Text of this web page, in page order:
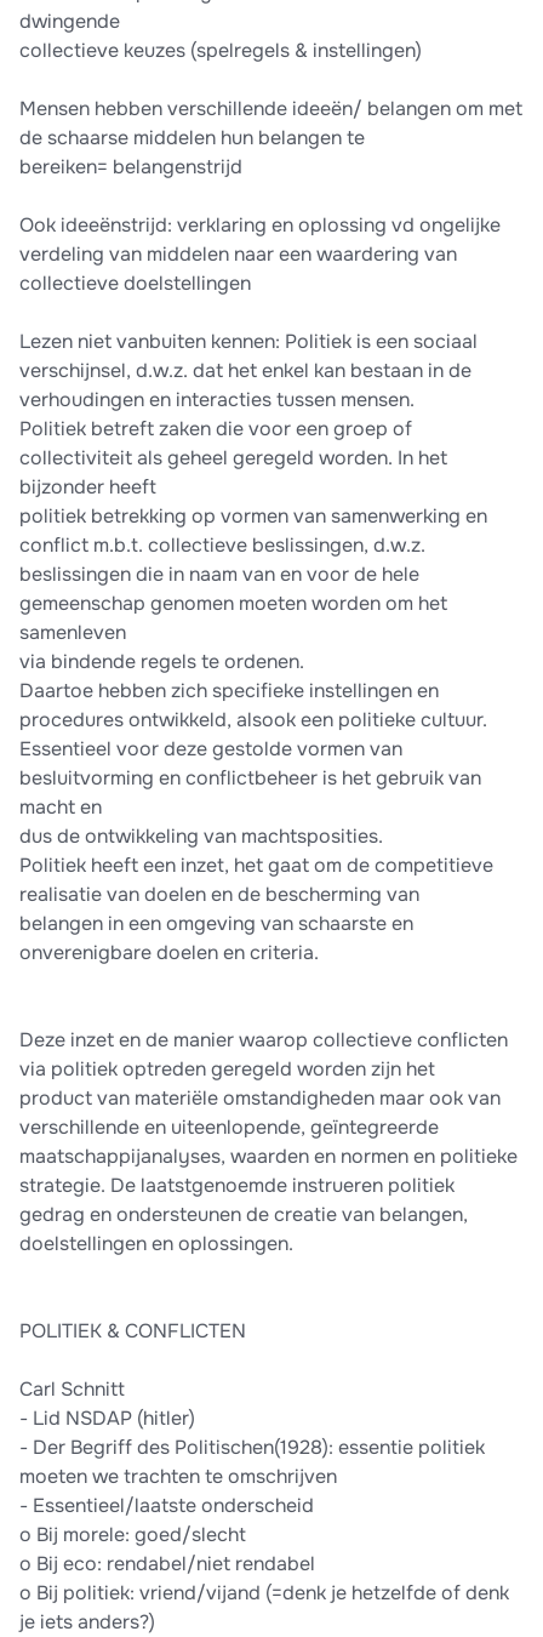
dwingende
collectieve keuzes (spelregels & instellingen)
Mensen hebben verschillende ideeën/ belangen om met
de schaarse middelen hun belangen te
bereiken= belangenstrijd
Ook ideeënstrijd: verklaring en oplossing vd ongelijke
verdeling van middelen naar een waardering van
collectieve doelstellingen
Lezen niet vanbuiten kennen: Politiek is een sociaal
verschijnsel, d.w.z. dat het enkel kan bestaan in de
verhoudingen en interacties tussen mensen.
Politiek betreft zaken die voor een groep of
collectiviteit als geheel geregeld worden. In het
bijzonder heeft
politiek betrekking op vormen van samenwerking en
conflict m.b.t. collectieve beslissingen, d.w.z.
beslissingen die in naam van en voor de hele
gemeenschap genomen moeten worden om het
samenleven
via bindende regels te ordenen.
Daartoe hebben zich specifieke instellingen en
procedures ontwikkeld, alsook een politieke cultuur.
Essentieel voor deze gestolde vormen van
besluitvorming en conflictbeheer is het gebruik van
macht en
dus de ontwikkeling van machtsposities.
Politiek heeft een inzet, het gaat om de competitieve
realisatie van doelen en de bescherming van
belangen in een omgeving van schaarste en
onverenigbare doelen en criteria.
Deze inzet en de manier waarop collectieve conflicten
via politiek optreden geregeld worden zijn het
product van materiële omstandigheden maar ook van
verschillende en uiteenlopende, geïntegreerde
maatschappijanalyses, waarden en normen en politieke
strategie. De laatstgenoemde instrueren politiek
gedrag en ondersteunen de creatie van belangen,
doelstellingen en oplossingen.
POLITIEK & CONFLICTEN
Carl Schnitt
- Lid NSDAP (hitler)
- Der Begriff des Politischen(1928): essentie politiek
moeten we trachten te omschrijven
- Essentieel/laatste onderscheid
o Bij morele: goed/slecht
o Bij eco: rendabel/niet rendabel
o Bij politiek: vriend/vijand (=denk je hetzelfde of denk
je iets anders?)